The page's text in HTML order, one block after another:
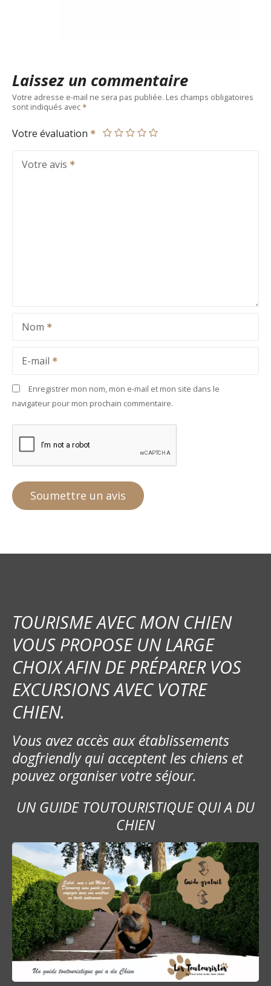
Laissez un commentaire
Votre adresse e-mail ne sera pas publiée. Les champs obligatoires
sont indiqués avec
Votre évaluation
Votre avis
Nom
E-mail
Enregistrer mon nom, mon e-mail et mon site dans le
navigateur pour mon prochain commentaire.
TOURISME AVEC MON CHIEN
VOUS PROPOSE UN LARGE
CHOIX AFIN DE PRÉPARER VOS
EXCURSIONS AVEC VOTRE
CHIEN.
Vous avez accès aux établissements
dogfriendly qui acceptent les chiens et
pouvez organiser votre séjour.
UN GUIDE TOUTOURISTIQUE QUI A DU
CHIEN